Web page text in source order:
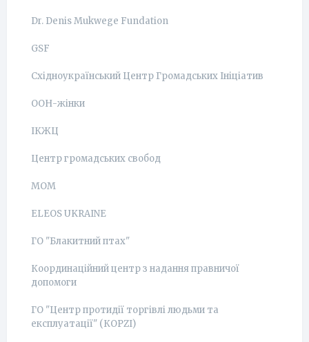
Dr. Denis Mukwege Fundation
GSF
Східноукраїнський Центр Громадських Ініціатив
ООН-жінки
ІКЖЦ
Центр громадських свобод
МОМ
ELEOS UKRAINE
ГО "Блакитний птах"
Координаційний центр з надання правничої
допомоги
ГО "Центр протидії торгівлі людьми та
експлуатації" (КОРZI)